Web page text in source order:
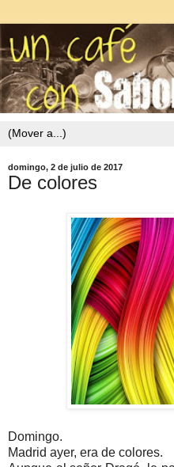
domingo, 2 de julio de 2017
De colores
Domingo.
Madrid ayer, era de colores.